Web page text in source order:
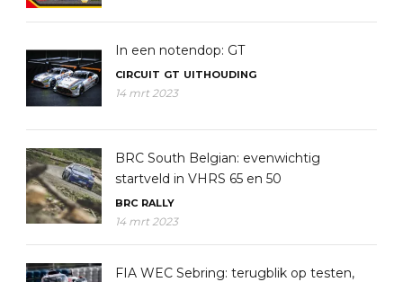
In een notendop: GT
CIRCUIT GT UITHOUDING
14 mrt 2023
BRC South Belgian: evenwichtig
startveld in VHRS 65 en 50
BRC RALLY
14 mrt 2023
FIA WEC Sebring: terugblik op testen,